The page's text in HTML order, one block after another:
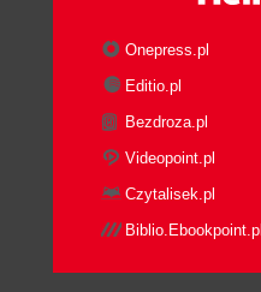
Onepress.pl
Editio.pl
Bezdroza.pl
Videopoint.pl
Czytalisek.pl
Biblio.Ebookpoint.pl